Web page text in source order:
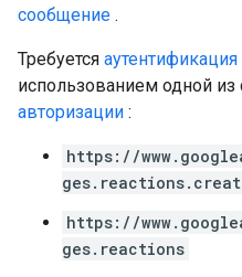
сообщение .
Требуется
использованием одной
авторизации :
https://
https://
ges.reactions